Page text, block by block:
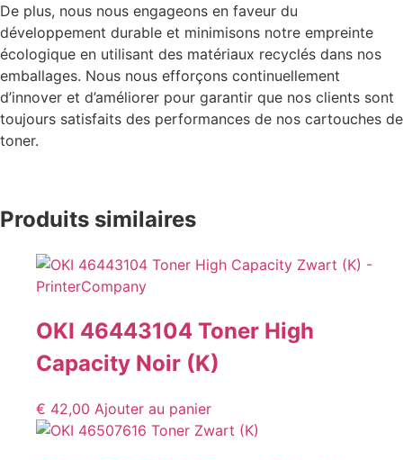
De plus, nous nous engageons en faveur du
développement durable et minimisons notre empreinte
écologique en utilisant des matériaux recyclés dans nos
emballages. Nous nous efforçons continuellement
d’innover et d’améliorer pour garantir que nos clients sont
toujours satisfaits des performances de nos cartouches de
toner.
Produits similaires
OKI 46443104 Toner High
Capacity Noir (K)
€ 42,00 Ajouter au panier